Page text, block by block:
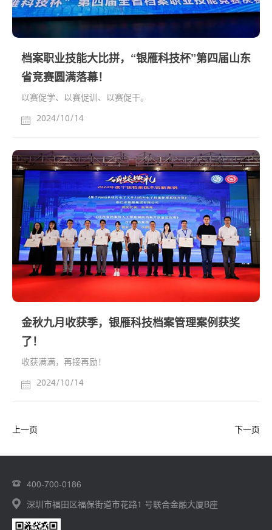
档案职业技能大比拼，“银雁科技杯”第四届山东
省竞赛圆满落幕！
以赛促学、以赛促训、以赛促干。
2024/10/14
金秋九月收获季，银雁科技档案管理案例获奖
了！
收获满满，再接再励！
2024/10/14
上一页 下一页
400-700-0186
深圳市福田区福保街道市花路1 号联合金融大厦B座